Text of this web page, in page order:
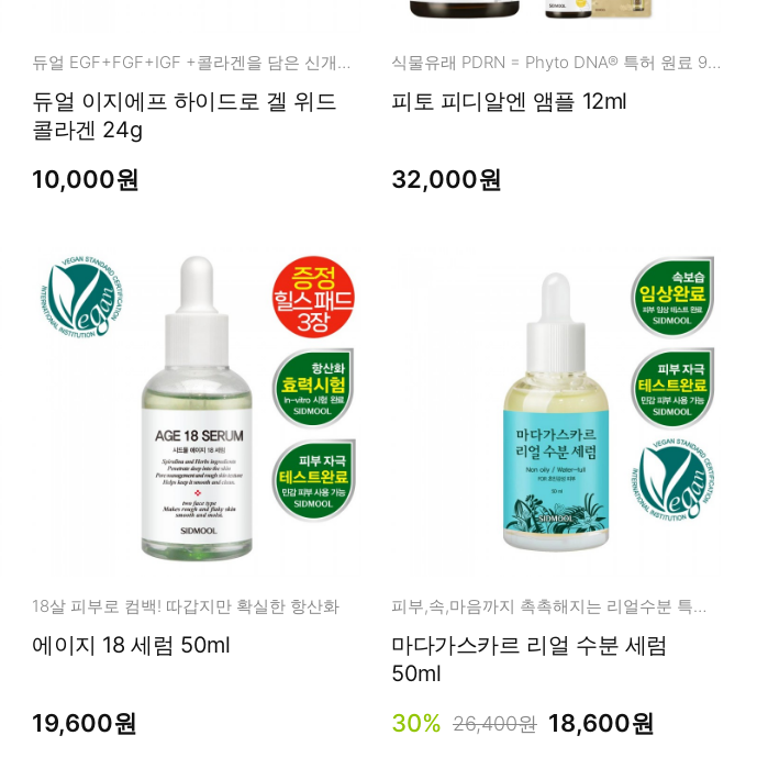
듀얼 EGF+FGF+IGF +콜라겐을 담은 신개념 에이징 멀티 케어
듀얼 이지에프 하이드로 겔 위드
콜라겐 24g
10,000원
식물유래 PDRN = Phyto DNA® 특허 원료 99.96%
피토 피디알엔 앰플 12ml
32,000원
18살 피부로 컴백! 따갑지만 확실한 항산화
에이지 18 세럼 50ml
19,600원
피부,속,마음까지 촉촉해지는 리얼수분 특별한 만남
마다가스카르 리얼 수분 세럼
50ml
30% 26,400원 18,600원